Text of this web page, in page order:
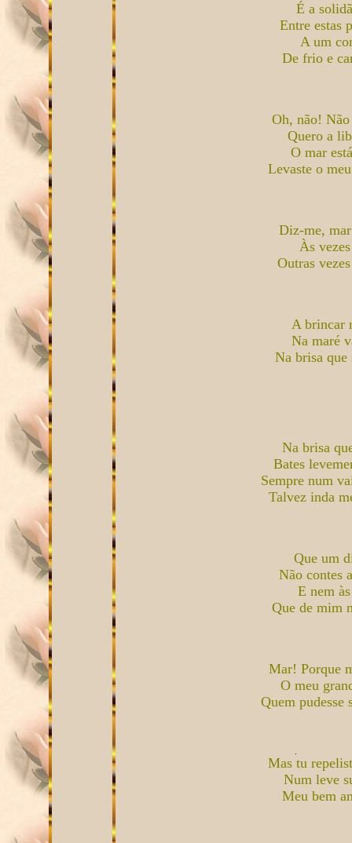
É a
Entre estas
A um
De frio e
Oh, não!
Quero a
O mar
Levaste o
Diz-me,
Às
Outras
A brincar
Na maré
Na brisa
Na brisa
Bates
Sempre num
Talvez inda
Que um
Não contes
E nem
Que de mim
Mar! Porque
O meu
Quem
Mas tu
Num leve
Meu bem